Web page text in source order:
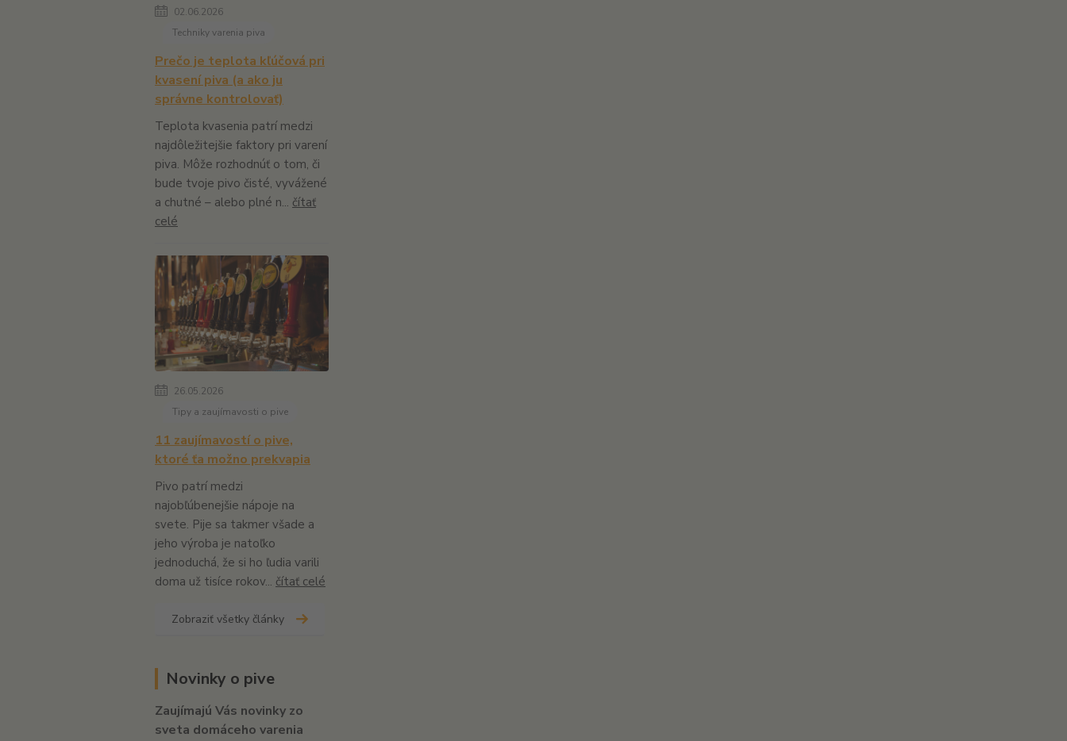
02.06.2026
Techniky varenia piva
Prečo je teplota kľúčová pri
kvasení piva (a ako ju
správne kontrolovať)
Teplota kvasenia patrí medzi
najdôležitejšie faktory pri varení
piva. Môže rozhodnúť o tom, či
bude tvoje pivo čisté, vyvážené
a chutné – alebo plné n... čítať
celé
26.05.2026
Tipy a zaujímavosti o pive
11 zaujímavostí o pive,
ktoré ťa možno prekvapia
Pivo patrí medzi
najobľúbenejšie nápoje na
svete. Pije sa takmer všade a
jeho výroba je natoľko
jednoduchá, že si ho ľudia varili
doma už tisíce rokov... čítať celé
Zobraziť všetky články
Novinky o pive
Zaujímajú Vás novinky zo
sveta domáceho varenia